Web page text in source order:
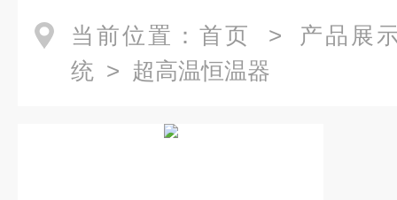
当前位置： 首页 > 产品展
统 > 超高温恒温器